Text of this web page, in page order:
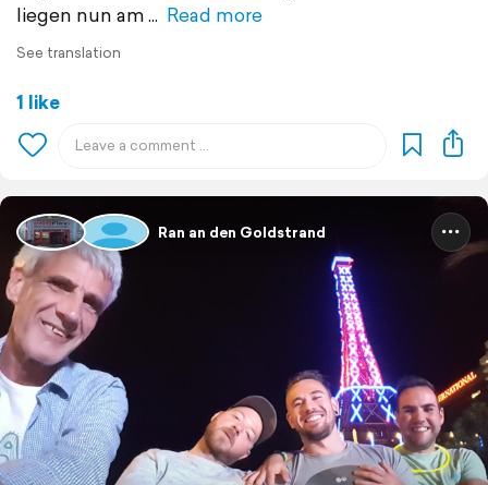
liegen nun am
Read more
See translation
1 like
Ran an den Goldstrand